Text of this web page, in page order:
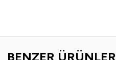
BENZER ÜRÜNLER